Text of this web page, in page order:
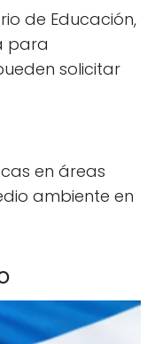
de Educación,
para
solicitar
en áreas
ambiente en